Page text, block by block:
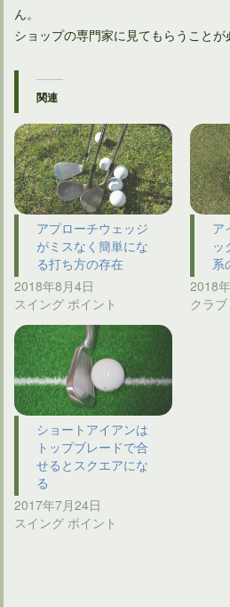
ん。
ショップの専門家に見てもらうことが
関連
アプローチウェッジ
がミスなく簡単にな
る打ち方の存在
2018年8月4日
スイング ポイント
ア
ッ
系
2018
クラ
ショートアイアンは
トップブレードで合
せるとスクエアにな
る
2017年7月24日
スイング ポイント